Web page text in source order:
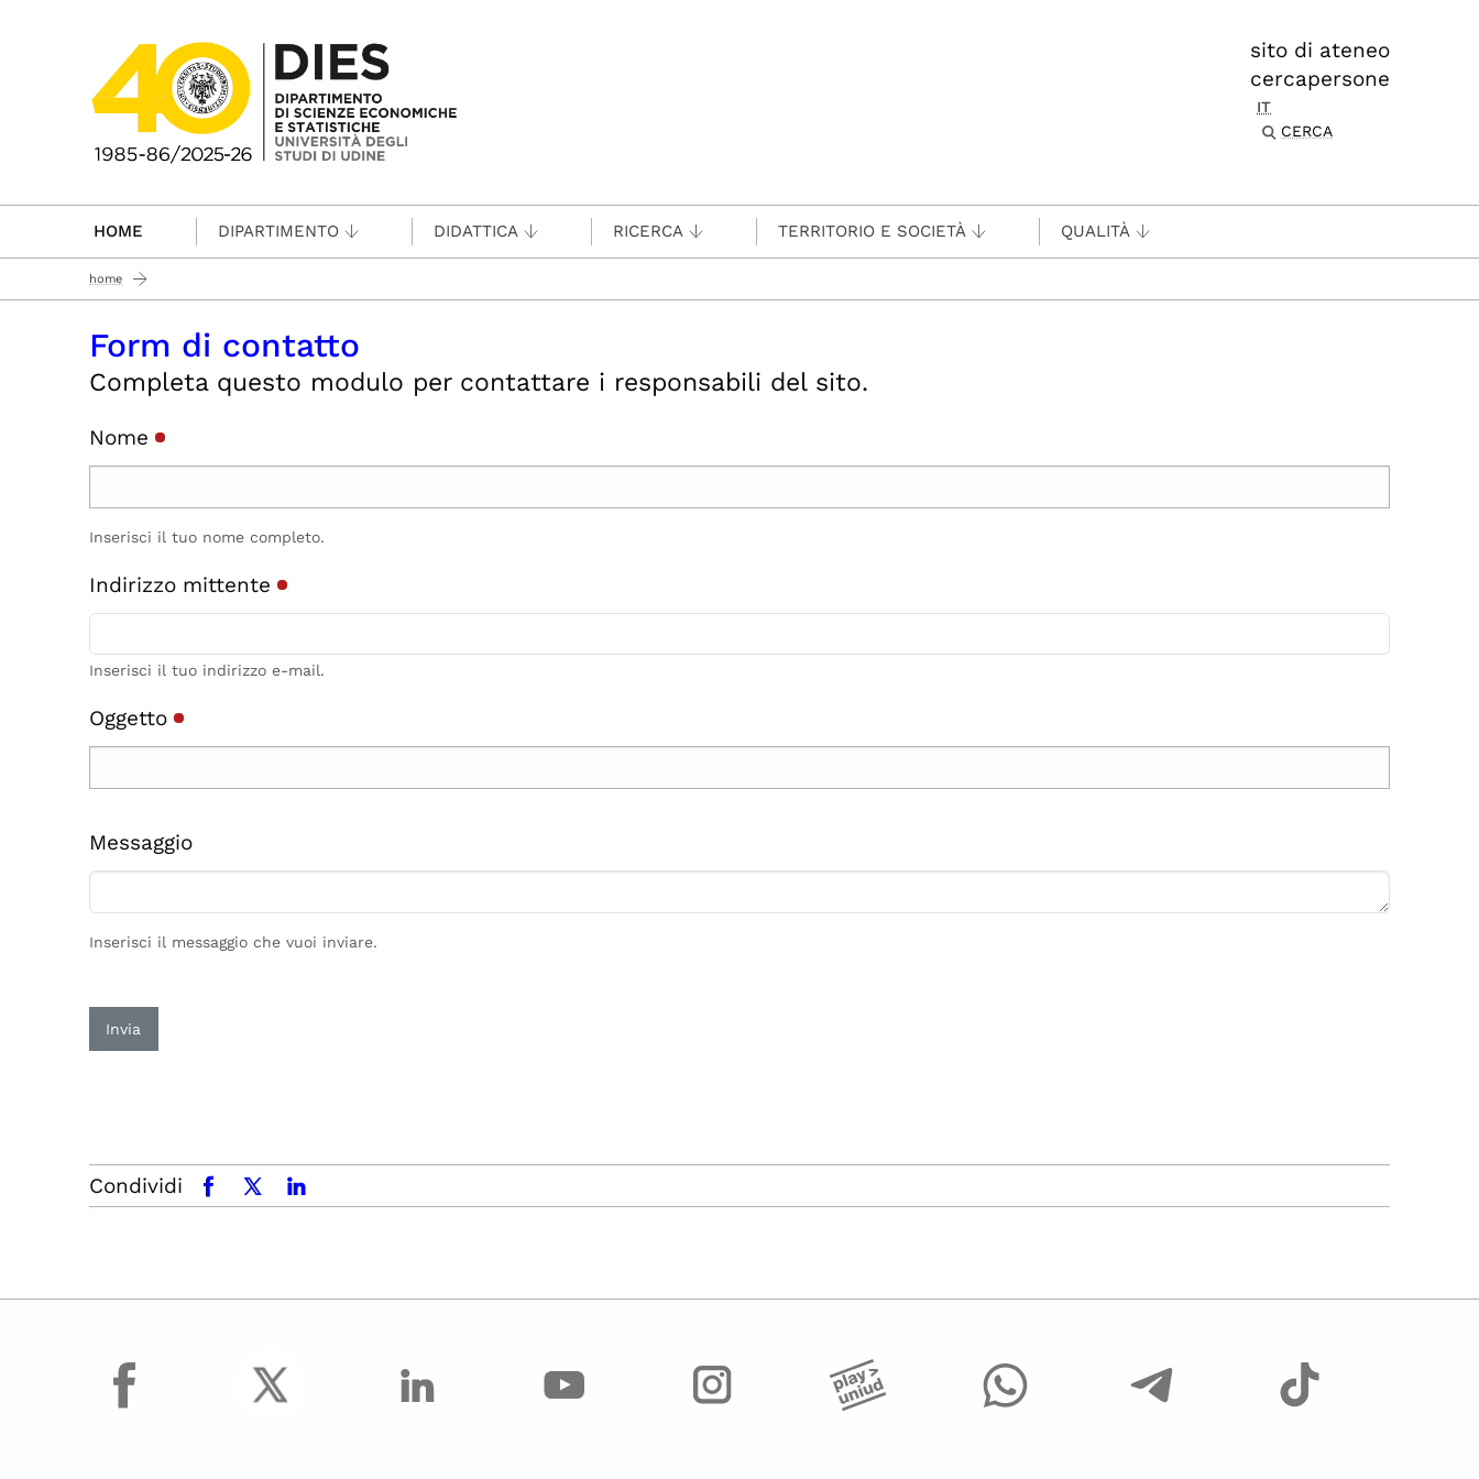
sito di ateneo
cercapersone
IT
CERCA
HOME DIPARTIMENTO DIDATTICA RICERCA TERRITORIO E SOCIETÀ QUALITÀ
home
Form di contatto
Completa questo modulo per contattare i responsabili del sito.
Nome
Inserisci il tuo nome completo.
Indirizzo mittente
Inserisci il tuo indirizzo e-mail.
Oggetto
Messaggio
Inserisci il messaggio che vuoi inviare.
Invia
Condividi facebookx.comlinkedin
facebook